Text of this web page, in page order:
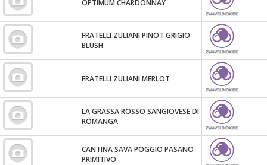
OPTIMUM CHARDONNAY
FRATELLI ZULIANI PINOT GRIGIO
BLUSH
FRATELLI ZULIANI MERLOT
LA GRASSA ROSSO SANGIOVESE DI
ROMANGA
CANTINA SAVA POGGIO PASANO
PRIMITIVO